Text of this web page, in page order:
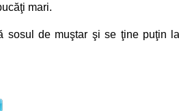
mari.
sosul de muştar şi se ţine puţin